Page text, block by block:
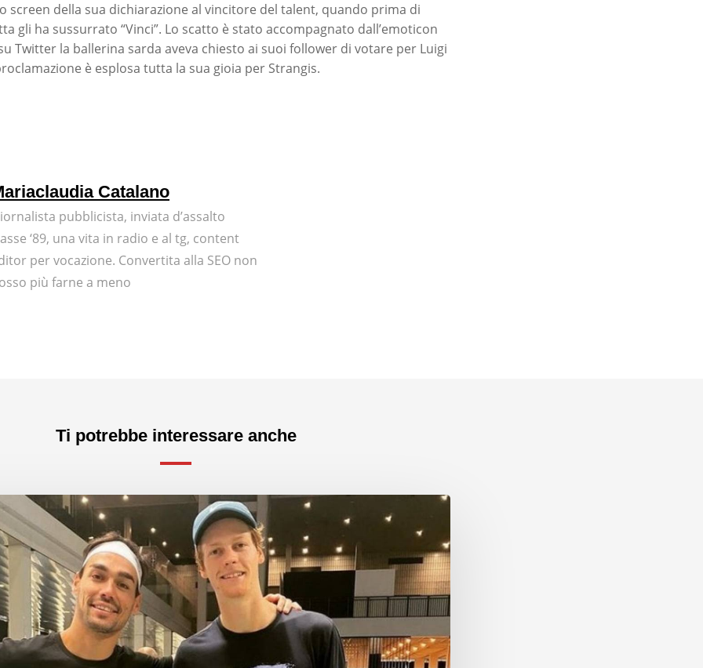
screen della sua dichiarazione al vincitore del talent, quando prima di
gli ha sussurrato “Vinci”. Lo scatto è stato accompagnato dall’emoticon
Twitter la ballerina sarda aveva chiesto ai suoi follower di votare per Luigi
è esplosa tutta la sua gioia per Strangis.
Catalano
pubblicista, inviata d’assalto
‘89, una vita in radio e al tg, content
per vocazione. Convertita alla SEO non
più farne a meno
Ti potrebbe interessare anche